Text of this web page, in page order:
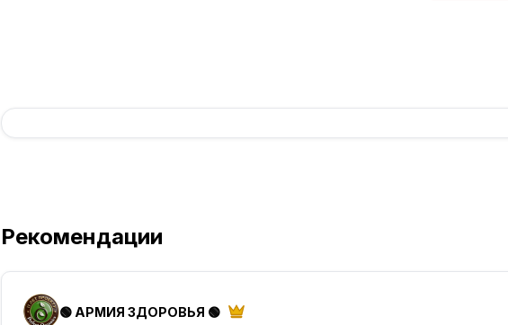
Рекомендации
🟢 АРМИЯ ЗДОРОВЬЯ 🟢